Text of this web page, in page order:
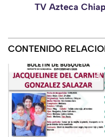
TV Azteca
CONTENIDO